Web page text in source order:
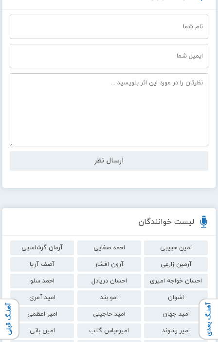
لیست خوانندگان
امین حبیبی احمد صفایی
آرمان گرشاسبی
آرمین زارعی
آرون افشار
آصف آریا
احسان خواجه امیری
احسان دریادل
احمد سلو
اشوان
امو بند
امید آمری
امید جهان
امید حاجیلی
امیر اعظمی
امیر رشوند
امیرعباس گلاب
امین بانی
آهنـگ بعدی آهنـگ قبلی